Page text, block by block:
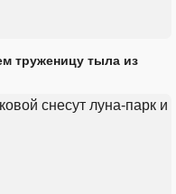
труженицу тыла из